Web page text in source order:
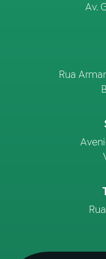
Av.
Rua